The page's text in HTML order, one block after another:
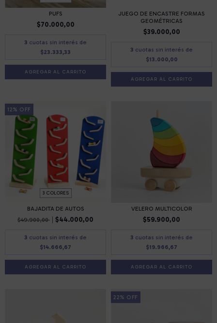
PUFS
$70.000,00
3 cuotas sin interés de
$23.333,33
AGREGAR AL CARRITO
JUEGO DE ENCASTRE FORMAS
GEOMÉTRICAS
$39.000,00
3 cuotas sin interés de
$13.000,00
12% OFF
3 COLORES
BAJADITA DE AUTOS
$49.900,00
$44.000,00
3 cuotas sin interés de
$14.666,67
AGREGAR AL CARRITO
VELERO MULTICOLOR
$59.900,00
3 cuotas sin interés de
$19.966,67
22% OFF